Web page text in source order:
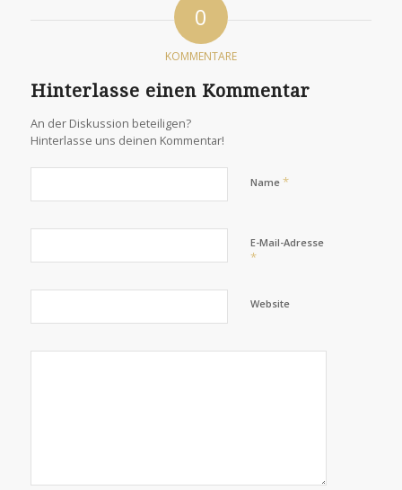
0
KOMMENTARE
Hinterlasse einen Kommentar
An der Diskussion beteiligen?
Hinterlasse uns deinen Kommentar!
Name *
E-Mail-Adresse
*
Website